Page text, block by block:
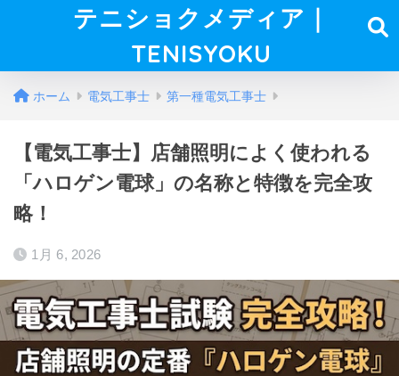
テニショクメディア｜
TENISYOKU
ホーム 電気工事士 第一種電気工事士
【電気工事士】店舗照明によく使われる
「ハロゲン電球」の名称と特徴を完全攻
略！
1月 6, 2026